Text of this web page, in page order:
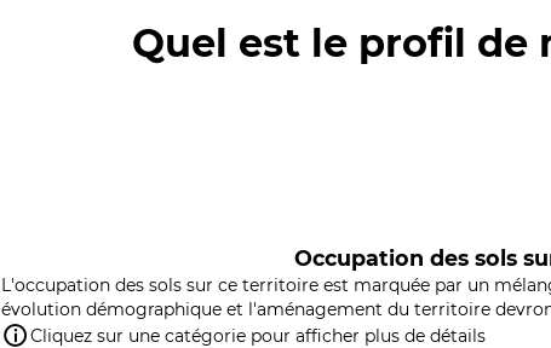
Quel est le profil de
Occupation des sols
L'occupation des sols sur ce territoire est marquée par un
évolution démographique et l'aménagement du territoire
Cliquez sur une catégorie pour afficher plus de détails